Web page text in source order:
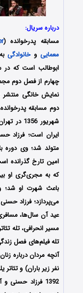
درباره سریال:
مسابقه پدرخوانده (
معمایی وخانوادگی
نمایش خانگی
شهریور
متولد شد؛ وی دوره
امین تارخ گذرانده‌
باعث شهرت او شد؛
می‌پردازد؛ فرزاد
عید آن سال‌ها،
مسیر انحرافی، تله
تله فیلم‌های فصل
آنچه مردان درباره
نفر زیر باران) و
1392 فرزاد